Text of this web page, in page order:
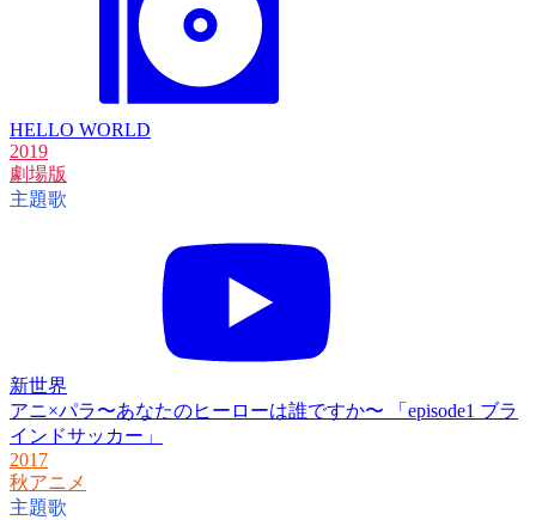
HELLO WORLD
2019
劇場版
主題歌
新世界
アニ×パラ〜あなたのヒーローは誰ですか〜 「episode1 ブラ
インドサッカー」
2017
秋アニメ
主題歌